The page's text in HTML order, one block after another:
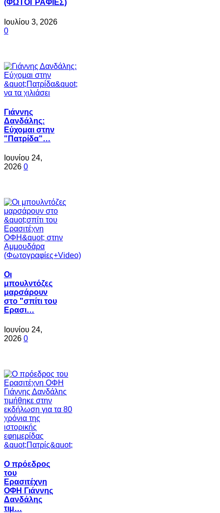
(ΦΩΤΟΓΡΑΦΙΕΣ)
Ιουλίου 3, 2026
0
Γιάννης
Δανδάλης:
Εύχομαι στην
"Πατρίδα"…
Ιουνίου 24,
2026 0
Oι
μπουλντόζες
μαρσάρουν
στο "σπίτι του
Ερασι…
Ιουνίου 24,
2026 0
Ο πρόεδρος
του
Ερασιτέχνη
ΟΦΗ Γιάννης
Δανδάλης
τιμ…